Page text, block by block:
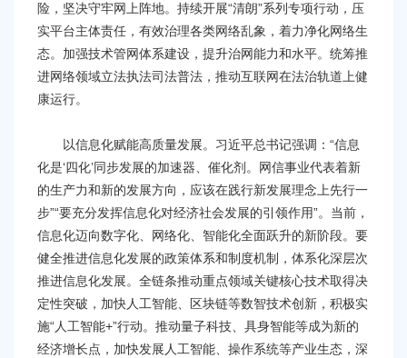
险，坚决守牢网上阵地。持续开展“清朗”系列专项行动，压
实平台主体责任，有效治理各类网络乱象，着力净化网络生
态。加强技术管网体系建设，提升治网能力和水平。统筹推
进网络领域立法执法司法普法，推动互联网在法治轨道上健
康运行。
以信息化赋能高质量发展。习近平总书记强调：“信息
化是‘四化’同步发展的加速器、催化剂。网信事业代表着新
的生产力和新的发展方向，应该在践行新发展理念上先行一
步”“要充分发挥信息化对经济社会发展的引领作用”。当前，
信息化迈向数字化、网络化、智能化全面跃升的新阶段。要
健全推进信息化发展的政策体系和制度机制，体系化深层次
推进信息化发展。全链条推动重点领域关键核心技术取得决
定性突破，加快人工智能、区块链等数智技术创新，积极实
施“人工智能+”行动。推动量子科技、具身智能等成为新的
经济增长点，加快发展人工智能、操作系统等产业生态，深